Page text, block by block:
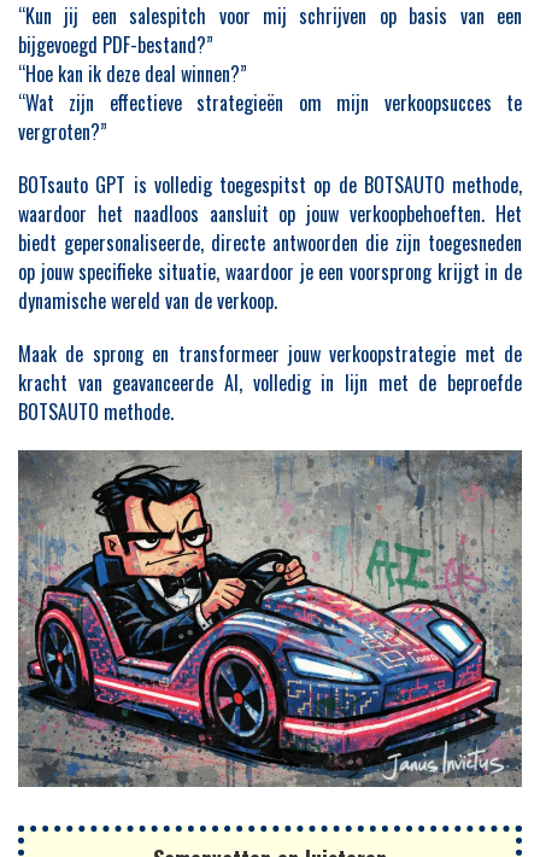
“Kun jij een salespitch voor mij schrijven op basis van een
bijgevoegd PDF-bestand?”
“Hoe kan ik deze deal winnen?”
“Wat zijn effectieve strategieën om mijn verkoopsucces te
vergroten?”
BOTsauto GPT is volledig toegespitst op de BOTSAUTO methode,
waardoor het naadloos aansluit op jouw verkoopbehoeften. Het
biedt gepersonaliseerde, directe antwoorden die zijn toegesneden
op jouw specifieke situatie, waardoor je een voorsprong krijgt in de
dynamische wereld van de verkoop.
Maak de sprong en transformeer jouw verkoopstrategie met de
kracht van geavanceerde AI, volledig in lijn met de beproefde
BOTSAUTO methode.